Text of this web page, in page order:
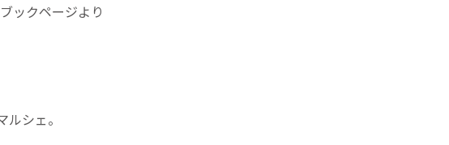
ックページより
シェ。